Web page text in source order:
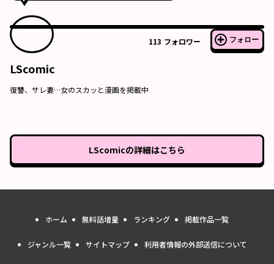
113 フォロワー フォロー
LScomic
復讐、サレ妻…女のスカッと漫画を掲載中
LScomicの詳細はこちら
ホーム 無料話増量 ランキング 掲載作品一覧
ジャンル一覧 サイトマップ 利用者情報の外部送信について